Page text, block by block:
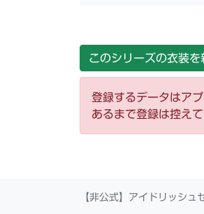
このシリーズの衣装を
登録するデータはア
あるまで登録は控えて
【非公式】アイドリッシ